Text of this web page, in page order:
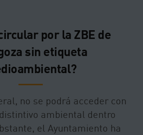
por la ZBE de
sin etiqueta
no se podrá acceder con
ambiental dentro
el Ayuntamiento ha